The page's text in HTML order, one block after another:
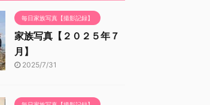
毎日家族写真【撮影記録】
家族写真【２０２５年７
月】
2025/7/31